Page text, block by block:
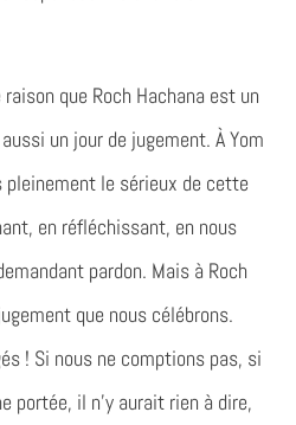
que Roch Hachana est un
un jour de jugement. À Yom
pleinement le sérieux de cette
en réfléchissant, en nous
pardon. Mais à Roch
que nous célébrons.
! Si nous ne comptions pas, si
portée, il n’y aurait rien à dire,